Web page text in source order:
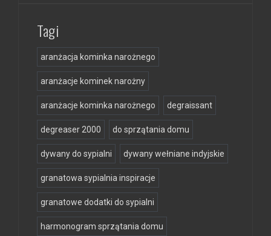
Tagi
aranżacja kominka narożnego
aranżacje kominek narożny
aranżacje kominka narożnego degraissant
degreaser 2000 do sprzątania domu
dywany do sypialni dywany wełniane indyjskie
granatowa sypialnia inspiracje
granatowe dodatki do sypialni
harmonogram sprzątania domu